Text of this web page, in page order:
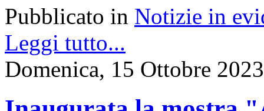
Pubblicato in Notizie in
Leggi tutto...
Domenica, 15 Ottobre